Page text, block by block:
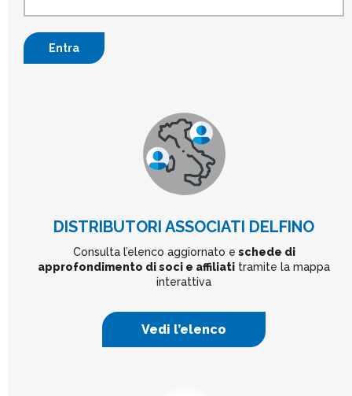
Entra
DISTRIBUTORI ASSOCIATI DELFINO
Consulta l’elenco aggiornato e schede di
approfondimento di soci e affiliati tramite la mappa
interattiva
Vedi l’elenco